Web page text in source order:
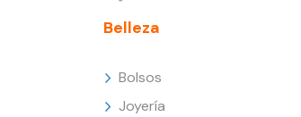
Belleza
Bolsos
Joyería